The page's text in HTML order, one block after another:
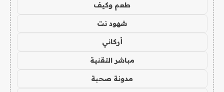
طعم وكيف
شهود نت
أركاني
مباشر التقنية
مدونة صحبة